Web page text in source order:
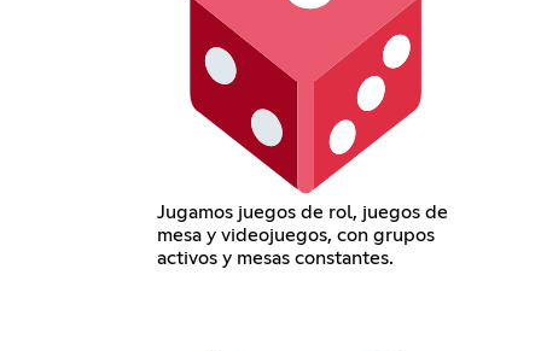
Jugamos juegos de rol, juegos de
mesa y videojuegos, con grupos
activos y mesas constantes.